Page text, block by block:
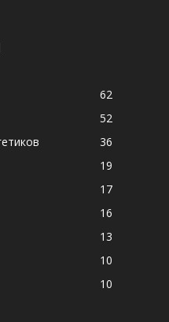
62
52
36
19
17
16
13
10
10